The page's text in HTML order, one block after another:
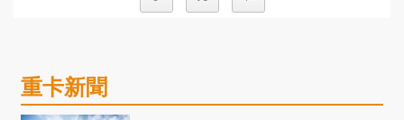
重卡新聞